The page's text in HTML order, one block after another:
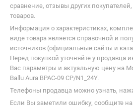
сравнение, отзывы других
товаров.
Информация о характеристиках,
виде товара является справочной и
источников (официальные сайты и
Перед покупкой уточняйте у продавца
Вас параметры и актуальную цену на
Ballu Aura BPAC-09 CP/N1_24Y.
Телефоны продавца можно узнать,
Если Вы заметили ошибку, сообщите